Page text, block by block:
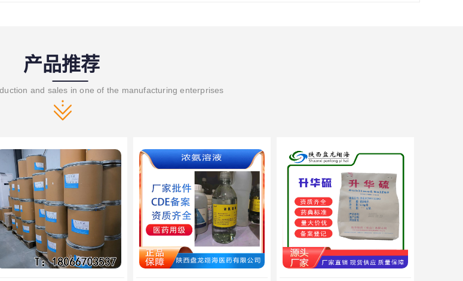
产品推荐
and sales in one of the manufacturing enterprises